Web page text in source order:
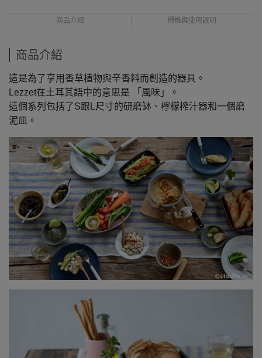
商品介紹 規格與使用說明
商品介紹
這是為了享用香草植物與辛香料而創造的器具。
Lezzet在土耳其語中的意思是 「風味」。
這個系列包括了S跟L尺寸的研磨缽、檸檬榨汁器和一個磨
泥皿。